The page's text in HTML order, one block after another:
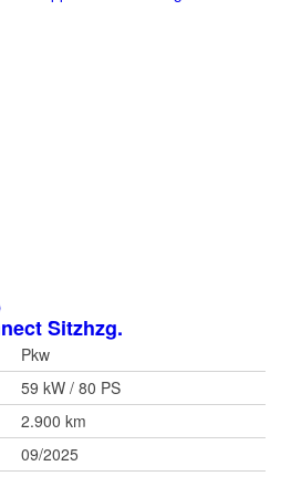
Sitzhzg.
Pkw
59 kW / 80 PS
2.900 km
09/2025